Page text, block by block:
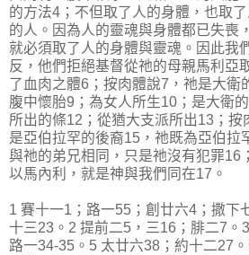
的方法4；不但取了人的身體，也取
的人。因為人的靈魂與身體都已失喪
就必須取了人的身體與靈魂。因此我
反，他們拒絕基督從祂的母親馬利亞
了血肉之體6；按肉體說7，祂是大衛
腹中懷胎9；為女人所生10；是大衛
所出的條12；從猶大支派所出13；按
是亞伯拉罕的後裔15，祂既為亞伯拉
與祂的弟兄相同，只是祂沒有犯罪16
以馬內利，就是神與我們同在17。
1 賽十一1；路一55；創廿六4；撒下
十三23。2 提前二5，三16；腓二7。
路一34-35。5 太廿六38；約十二27